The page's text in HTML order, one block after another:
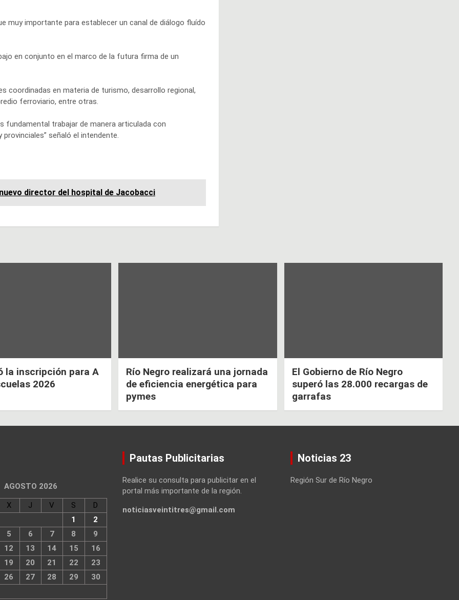
importante para establecer un canal de diálogo fluído
en conjunto en el marco de la futura firma de un
coordinadas en materia de turismo, desarrollo regional,
ferroviario, entre otras.
fundamental trabajar de manera articulada con
señaló el intendente.
director del hospital de Jacobacci
la inscripción para A
2026
Río Negro realizará una jornada
de eficiencia energética para
pymes
El Gobierno de Río Negro
superó las 28.000 recargas de
garrafas
AGOSTO 2026
X J V S
D
1
2
5 6 7 8
9
12 13 14 15
16
19 20 21 22
23
26 27 28 29
30
Pautas Publicitarias
Realice su consulta para publicitar en el
portal más importante de la región.
noticiasveintitres@gmail.com
Noticias 23
Región Sur de Río Negro